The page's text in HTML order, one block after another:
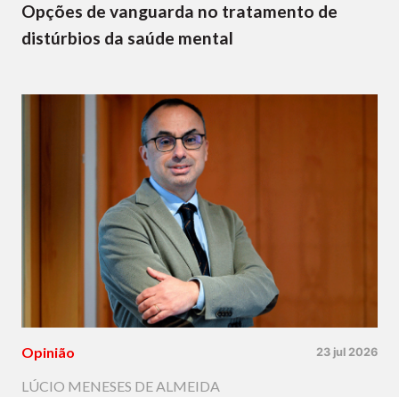
Opções de vanguarda no tratamento de
distúrbios da saúde mental
Opinião 23 jul 2026
LÚCIO MENESES DE ALMEIDA